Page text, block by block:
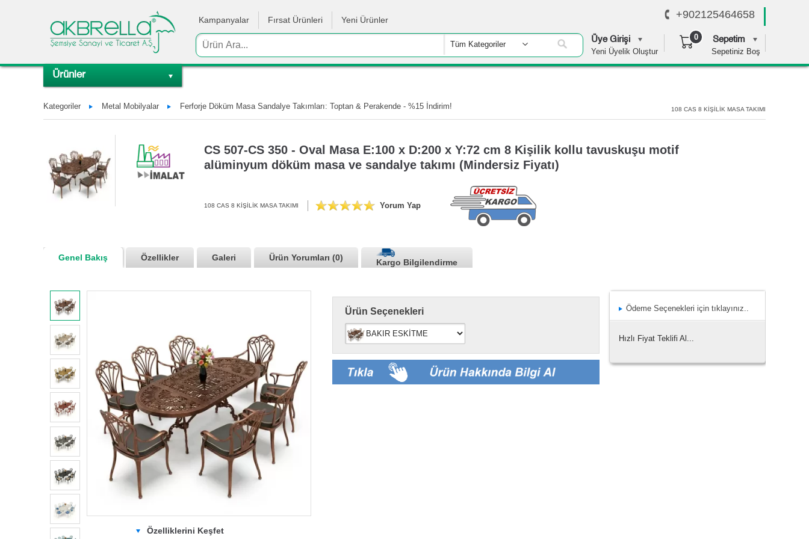
Kampanyalar Fırsat Ürünleri Yeni Ürünler +902125464658
Tüm Kategoriler
Üye Girişi
Yeni Üyelik Oluştur
Sepetim
0
Sepetiniz Boş
0,00 TL
Ürünler
Kategoriler Metal Mobilyalar Ferforje Döküm Masa Sandalye Takımları: Toptan & Perakende - %15 İndirim! 108 CAS 8 KİŞİLİK MASA TAKIMI
CS 507-CS 350 - Oval Masa E:100 x D:200 x Y:72 cm 8 Kişilik kollu tavuskuşu motif
alüminyum döküm masa ve sandalye takımı (Mindersiz Fiyatı)
108 CAS 8 KİŞİLİK MASA TAKIMI Yorum Yap
Genel Bakış Özellikler Galeri Ürün Yorumları (0)
Kargo Bilgilendirme
Özelliklerini Keşfet
Ürün Seçenekleri Ödeme Seçenekleri için tıklayınız..
Hızlı Fiyat Teklifi Al...